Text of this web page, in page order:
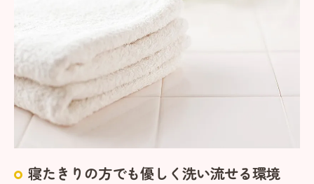
寝たきりの方でも優しく洗い流せる環境